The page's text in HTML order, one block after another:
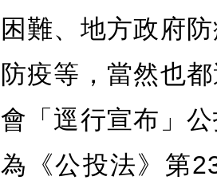
困難、地方政府
防疫等，當然也
會「逕行宣布」
為《公投法》第